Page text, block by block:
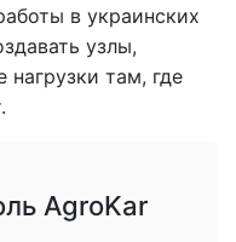
в украинских
узлы,
там, где
AgroKar